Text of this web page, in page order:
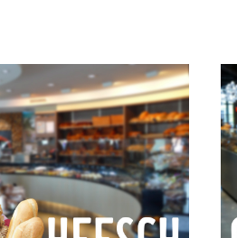
Geopend:
Ma t/m Vrij 7.30 – 17.30
Zat: 7.00 – 17.00